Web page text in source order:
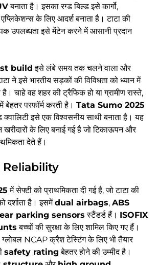
बनाता है। इसका रग्ड बिल्ड इसे कार्गो,
के लिए आदर्श बनाता है। टाटा की
उपलब्धता इसे मेंटेन करने में आसानी प्रदान
build इसे लंबे समय तक चलने वाला और
ने इसे भारतीय सड़कों की विविधता को ध्यान में
चाहे वह शहर की ट्रैफिक हो या ग्रामीण रास्ते,
बेहतर परफॉर्म करती है। Tata Sumo 2025
इसे एक विश्वसनीय साथी बनाता है। यह
खरीदारों के लिए बनाई गई है जो टिकाऊपन और
देते हैं।
Reliability
में सेफ्टी को प्राथमिकता दी गई है, जो टाटा की
दर्शाता है। इसमेंdual airbags, ABS
parking sensors स्टैंडर्ड हैं। ISOFIX
बच्चों की सुरक्षा के लिए शामिल किए गए हैं।
NCAP क्रैश टेस्टिंग के लिए भी तैयार
safety rating बेहतर होने की उम्मीद है।